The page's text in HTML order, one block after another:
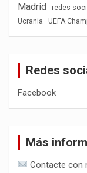
Madrid
redes
Ucrania
UEFA
Redes
Facebook
Más
Contacte con